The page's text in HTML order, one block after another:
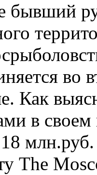
бывший
во
Как
в
The